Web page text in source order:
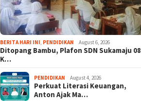
BERITA HARI INI PENDIDIKAN August 6, 2026
Ditopang Bambu, Plafon SDN Sukamaju 08
K…
PENDIDIKAN August 4, 2026
Perkuat Literasi Keuangan,
Anton Ajak Ma…